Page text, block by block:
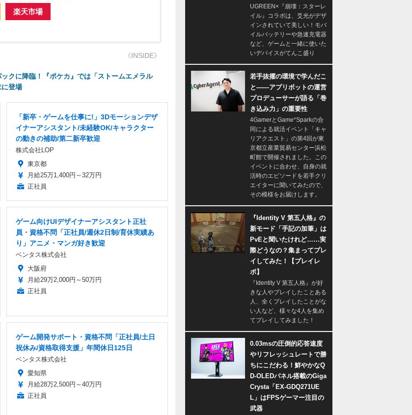
楽天市場
《INSIDE》
クに降臨！『ポケカ』では「ストームエメラル
登場
「新卒・ゲームを仕事に!」3Dモーションデザ
イナーアシスタント/未経験OK/キャラクター
の動きの補助/第二新卒歓迎
株式会社LOP
東京都
月給25万1,400円～32万円
正社員
ゲーム向けUIデザイナーアシスタント正社
員・資格不問「正社員/週休2日制/育休実績あ
り」アニメ・マンガ好き歓迎
ベンタス株式会社
大阪府
月給29万2,000円～50万円
正社員
ゲーム開発サポート・資格不問「正社員/土日
祝休み/資格取得支援」年間休日125日
ベンタス株式会社
愛知県
月給28万2,500円～40万円
正社員
UGREEN×『崩壊：スターレ
イル』コラボは、爻光がデザ
インされていて美しい！モバ
イルバッテリーや急速充電器
など、ゲームと一緒に使いた
いデバイスがてんこ盛り
若手抜擢の環境で学んだこ
と――アプリボットの運営
プロデューサーが語る「巻
き込み力」の重要性
4GamerとGame*Sparkの合
同による就活イベント「キャ
リアクエスト」の第4回が東
京都立産業貿易センター浜松
町館で開催されました。この
イベントに合わせ、自身の就
活時のエピソードを若手クリ
エイターに聞いてみたので、
その模様をお届けします。
『Identity V 第五人格』の
新モード「手記の加筆」は
PvEと聞いたけれど……実
際どうなの？集まってプレ
イしてみた！【プレイレ
ポ】
『Identity V 第五人格』が好
きな人やプレイしたことある
人、全くプレイしたことがな
い人など、様々な4人を集め
てプレイしてみました！
0.03msの圧倒的応答速度
やリフレッシュレートで勝
ちにこだわる！鮮やかなQ
D-OLEDパネル搭載のGiga
Crysta「EX-GDQ271UE
L」はFPSゲーマー注目の
武器